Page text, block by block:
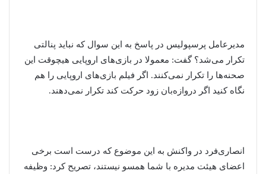
مدیرعامل پرسپولیس در پاسخ به این سوال که نباید پنالتی
تکرار می‌شد؟ گفت: معمولا در بازی‌های اروپایی هیچوقت این‌
صحنه‌ها را تکرار نمی‌کنند. اگر فیلم بازی‌های اروپایی را هم
نگاه کنید اگر دروازه‌بان زود حرکت کند تکرار نمی‌دهند.
انصاری‌فرد در واکنش به این موضوع که درست است برخی
اعضای هیئت مدیره با شما همسو نیستند، تصریح کرد: وظیفه